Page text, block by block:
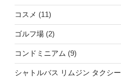
コスメ (11)
ゴルフ場 (2)
コンドミニアム (9)
シャトルバス リムジン タクシー